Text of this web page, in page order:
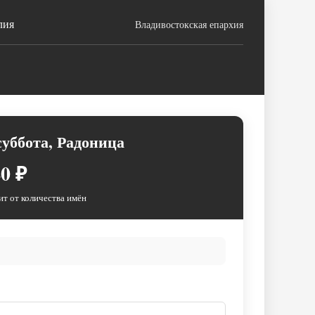
Владивостокская епархия
Радоница
₽
от количества имён